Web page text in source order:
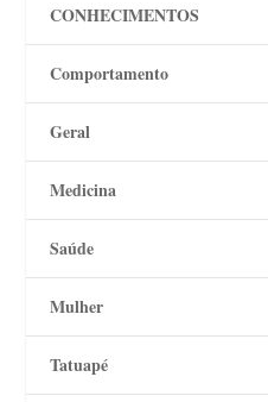
CONHECIMENTOS
Comportamento
Geral
Medicina
Saúde
Mulher
Tatuapé